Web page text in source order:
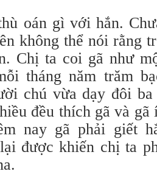
oán gì với hắn.
không thể nói rằng
Chị ta coi gã như
tháng năm trăm
chú vừa dạy đôi
đều thích gã và
nay gã phải giết
được khiến chị ta